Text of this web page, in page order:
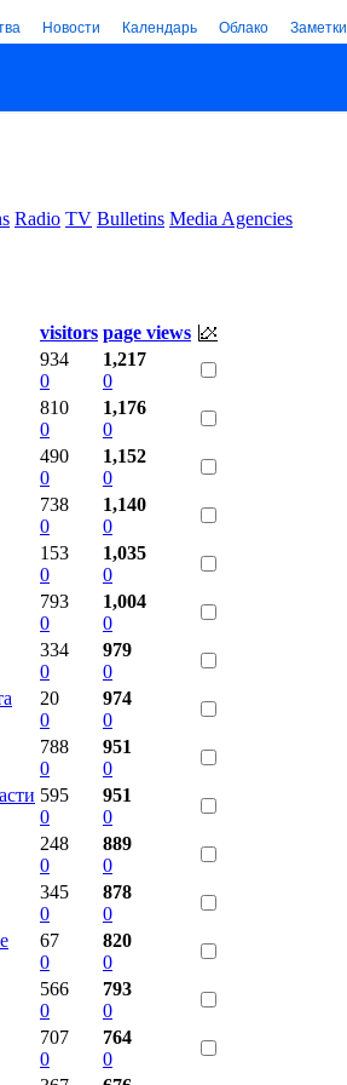
Новости Календарь Облако Заметки
Radio TV Bulletins Media Agencies
visitors page views
934
0
1,217
0
810
0
1,176
0
490
0
1,152
0
738
0
1,140
0
153
0
1,035
0
793
0
1,004
0
334
0
979
0
20
0
974
0
788
0
951
0
595
0
951
0
248
0
889
0
345
0
878
0
67
0
820
0
566
0
793
0
707
0
764
0